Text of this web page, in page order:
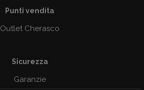
Punti vendita
Outlet Cherasco
Sicurezza
Garanzie